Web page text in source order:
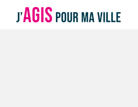
Panneau de gestion des cookies